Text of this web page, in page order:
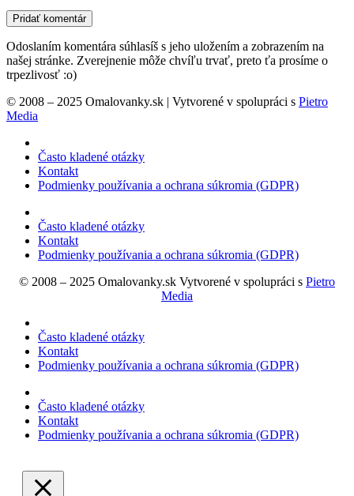
Odoslaním komentára súhlasíš s jeho uložením a zobrazením na
našej stránke. Zverejnenie môže chvíľu trvať, preto ťa prosíme o
trpezlivosť :o)
© 2008 – 2025 Omalovanky.sk | Vytvorené v spolupráci s Pietro
Media
Často kladené otázky
Kontakt
Podmienky používania a ochrana súkromia (GDPR)
Často kladené otázky
Kontakt
Podmienky používania a ochrana súkromia (GDPR)
© 2008 – 2025 Omalovanky.sk Vytvorené v spolupráci s Pietro
Media
Často kladené otázky
Kontakt
Podmienky používania a ochrana súkromia (GDPR)
Často kladené otázky
Kontakt
Podmienky používania a ochrana súkromia (GDPR)